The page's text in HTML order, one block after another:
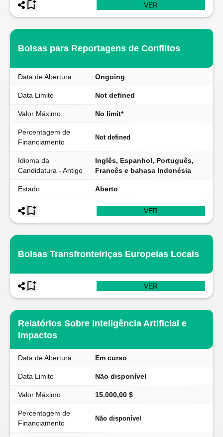
VER
Bolsas para Reportagens de Conflitos
Data de Abertura Ongoing
Data Limite Not defined
Valor Máximo No limit*
Percentagem de
Financiamento
Not defined
Idioma da
Candidatura - Antigo
Inglês, Espanhol, Português,
Francês e bahasa Indonésia
Estado Aberto
VER
Bolsas Transfronteiriças Europeias Locais
VER
Relatórios Sobre Inteligência Artificial e
Impactos
Data de Abertura Em curso
Data Limite Não disponível
Valor Máximo 15.000,00 $
Percentagem de
Financiamento
Não disponível